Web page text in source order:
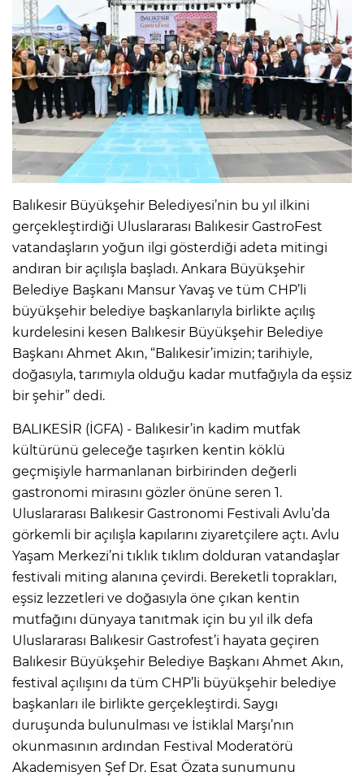
Balıkesir Büyükşehir Belediyesi’nin bu yıl ilkini
gerçekleştirdiği Uluslararası Balıkesir GastroFest
vatandaşların yoğun ilgi gösterdiği adeta mitingi
andıran bir açılışla başladı. Ankara Büyükşehir
Belediye Başkanı Mansur Yavaş ve tüm CHP’li
büyükşehir belediye başkanlarıyla birlikte açılış
kurdelesini kesen Balıkesir Büyükşehir Belediye
Başkanı Ahmet Akın, “Balıkesir’imizin; tarihiyle,
doğasıyla, tarımıyla olduğu kadar mutfağıyla da eşsiz
bir şehir” dedi.
BALIKESİR (İGFA) - Balıkesir’in kadim mutfak
kültürünü geleceğe taşırken kentin köklü
geçmişiyle harmanlanan birbirinden değerli
gastronomi mirasını gözler önüne seren 1.
Uluslararası Balıkesir Gastronomi Festivali Avlu’da
görkemli bir açılışla kapılarını ziyaretçilere açtı. Avlu
Yaşam Merkezi’ni tıklık tıklım dolduran vatandaşlar
festivali miting alanına çevirdi. Bereketli toprakları,
eşsiz lezzetleri ve doğasıyla öne çıkan kentin
mutfağını dünyaya tanıtmak için bu yıl ilk defa
Uluslararası Balıkesir Gastrofest’i hayata geçiren
Balıkesir Büyükşehir Belediye Başkanı Ahmet Akın,
festival açılışını da tüm CHP’li büyükşehir belediye
başkanları ile birlikte gerçekleştirdi. Saygı
duruşunda bulunulması ve İstiklal Marşı’nın
okunmasının ardından Festival Moderatörü
Akademisyen Şef Dr. Esat Özata sunumunu